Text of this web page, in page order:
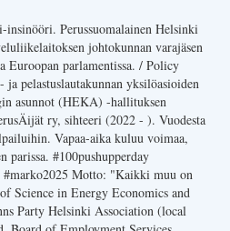
Perussuomalainen Helsinki
johtokunnan varajäsen
Euroopan parlamentissa. / Policy
pelastuslautakunnan yksilöasioiden
asunnot (HEKA) -hallituksen
ry, sihteeri (2022 - ). Vuodesta
Vapaa-aika kuluu voimaa,
#100pushupperday
Motto: "Kaikki muu on
Science in Energy Economics and
Party Helsinki Association (local